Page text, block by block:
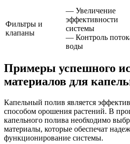
Фильтры и
клапаны
— Увеличение
эффективности
системы
— Контроль
воды
Примеры успешного
материалов для
Капельный полив является
способом орошения растений. В
капельного полива необходимо
материалы, которые обеспечат
функционирование системы.